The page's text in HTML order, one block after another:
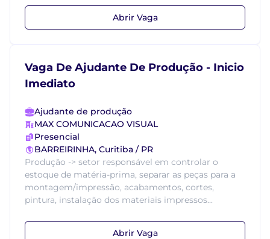
Abrir Vaga
Vaga De Ajudante De Produção - Inicio
Imediato
Ajudante de produção
MAX COMUNICACAO VISUAL
Presencial
BARREIRINHA, Curitiba / PR
Produção -> setor responsável em controlar o
estoque de matéria-prima, separar as peças para a
montagem/impressão, acabamentos, cortes,
pintura, instalação dos materiais impressos...
Abrir Vaga